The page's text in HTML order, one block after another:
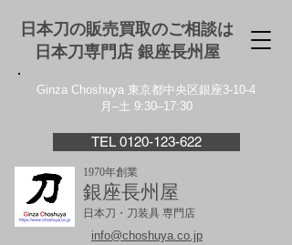
日本刀の販売買取のご相談は
日本刀専門店 銀座⻑州屋
Ginza Choshuya 東京都中央区銀座3-10-4
月–土 9:30–17:30
TEL 0120-123-622
1970年創業
銀座長州屋
日本刀・刀装具 専門店
info@choshuya.co.jp